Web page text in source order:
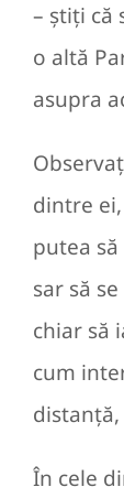
– știți că
o altă
asupra
dintre
putea
sar să
chiar să
cum
În cele